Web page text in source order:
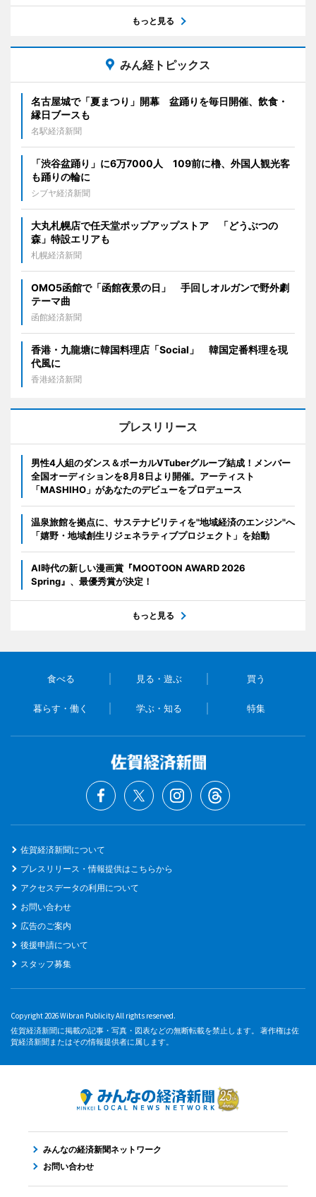
もっと見る
みん経トピックス
名古屋城で「夏まつり」開幕 盆踊りを毎日開催、飲食・
縁日ブースも
名駅経済新聞
「渋谷盆踊り」に6万7000人 109前に櫓、外国人観光客
も踊りの輪に
シブヤ経済新聞
大丸札幌店で任天堂ポップアップストア 「どうぶつの
森」特設エリアも
札幌経済新聞
OMO5函館で「函館夜景の日」 手回しオルガンで野外劇
テーマ曲
函館経済新聞
香港・九龍塘に韓国料理店「Social」 韓国定番料理を現
代風に
香港経済新聞
プレスリリース
男性4人組のダンス＆ボーカルVTuberグループ結成！メンバー
全国オーディションを8月8日より開催。アーティスト
「MASHIHO」があなたのデビューをプロデュース
温泉旅館を拠点に、サステナビリティを"地域経済のエンジン"へ
「嬉野・地域創生リジェネラティブプロジェクト」を始動
AI時代の新しい漫画賞『MOOTOON AWARD 2026
Spring』、最優秀賞が決定！
もっと見る
食べる 見る・遊ぶ 買う
暮らす・働く 学ぶ・知る 特集
佐賀経済新聞について
プレスリリース・情報提供はこちらから
アクセスデータの利用について
お問い合わせ
広告のご案内
後援申請について
スタッフ募集
Copyright 2026 Wibran Publicity All rights reserved.
佐賀経済新聞に掲載の記事・写真・図表などの無断転載を禁止します。 著作権は佐
賀経済新聞またはその情報提供者に属します。
みんなの経済新聞ネットワーク
お問い合わせ